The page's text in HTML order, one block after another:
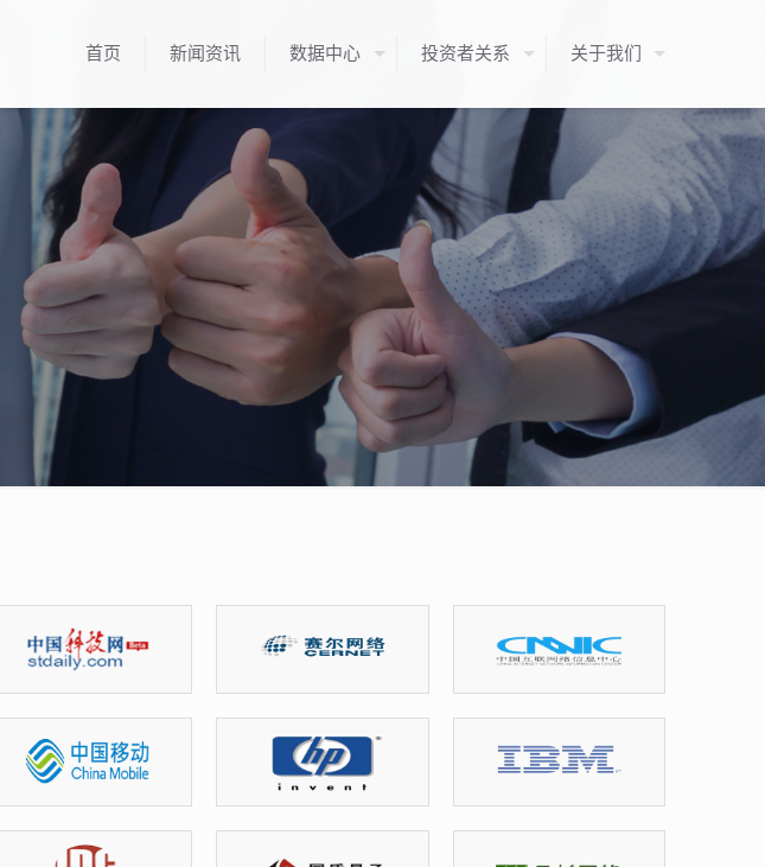
首页 新闻资讯 数据中心 投资者关系 关于我们